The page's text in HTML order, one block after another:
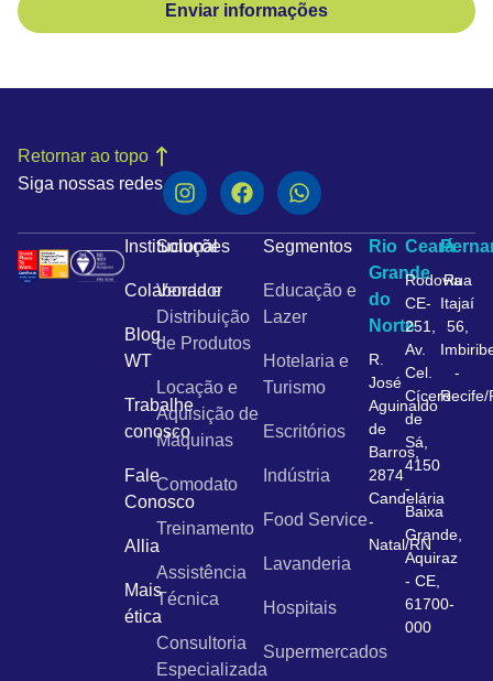
Enviar informações
Siga nossas redes
Retornar ao topo
Institucional
Colaborador
Blog
WT
Trabalhe
conosco
Fale
Conosco
Allia
Mais
ética
Soluções
Venda e
Distribuição
de Produtos
Locação e
Aquisição de
Máquinas
Comodato
Treinamento
Assistência
Técnica
Consultoria
Especializada
Segmentos
Educação e
Lazer
Hotelaria e
Turismo
Escritórios
Indústria
Food Service
Lavanderia
Hospitais
Supermercados
Rio
Grande
do
Norte
R.
José
Aguinaldo
de
Barros,
2874
Candelária
-
Natal/RN
Ceará
Rodovia
CE-
251,
Av.
Cel.
Cícero
de
Sá,
4150
-
Baixa
Grande,
Aquiraz
- CE,
61700-
000
Rua
Itajaí
56,
-
Recife/